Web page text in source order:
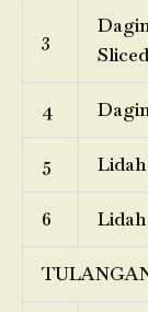
3
4
5
6